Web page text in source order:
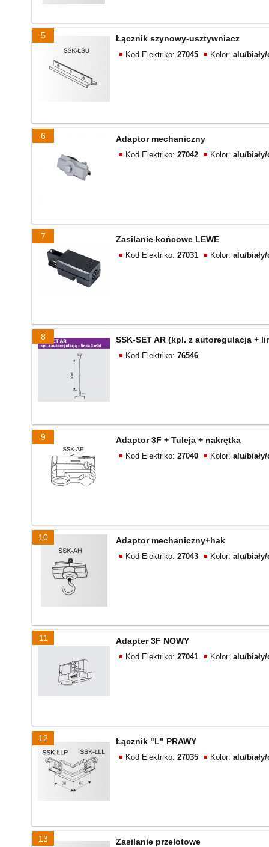
5 Łącznik szynowy-usztywniacz
Kod Elektriko: 27045 Kolor: alu/
6 Adaptor mechaniczny
Kod Elektriko: 27042 Kolor: alu/
7 Zasilanie końcowe LEWE
Kod Elektriko: 27031 Kolor: alu/
8 SSK-SET AR (kpl. z autoregulacją +
Kod Elektriko: 76546
9 Adaptor 3F + Tuleja + nakrętka
Kod Elektriko: 27040 Kolor: alu/
10 Adaptor mechaniczny+hak
Kod Elektriko: 27043 Kolor: alu/
11 Adapter 3F NOWY
Kod Elektriko: 27041 Kolor: alu/
12 Łącznik "L" PRAWY
Kod Elektriko: 27035 Kolor: alu/
13 Zasilanie przelotowe